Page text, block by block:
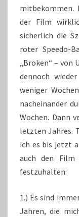
mitbekommen.
der Film
sicherlich die
roter Speedo-
„Broken“ – von
dennoch
weniger
nacheinander
Wochen. Dann
letzten Jahres.
ich es bis jetzt
auch den Film
festzuhalten:
1.) Es sind
Jahren, die